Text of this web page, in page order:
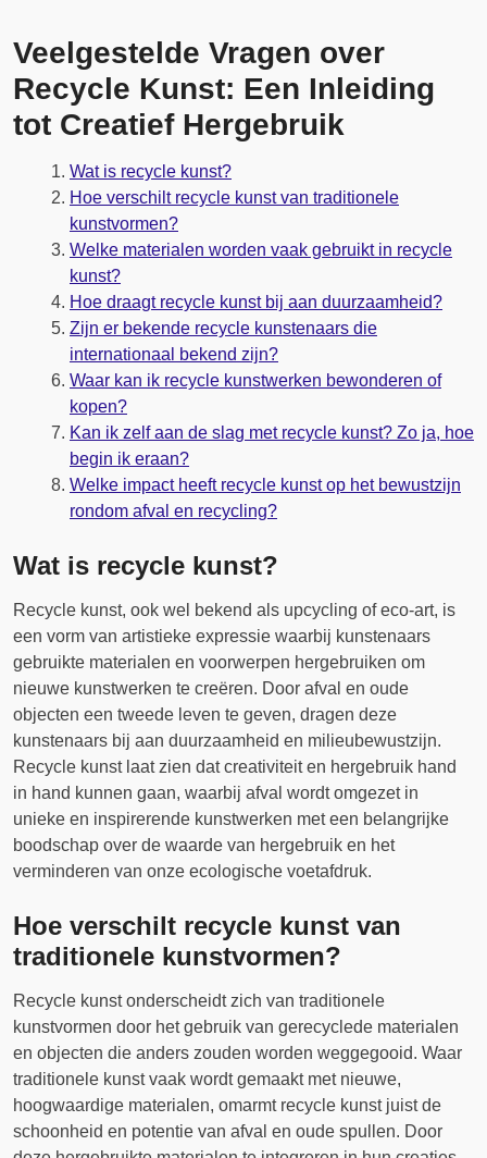
Veelgestelde Vragen over
Recycle Kunst: Een Inleiding
tot Creatief Hergebruik
Wat is recycle kunst?
Hoe verschilt recycle kunst van traditionele
kunstvormen?
Welke materialen worden vaak gebruikt in recycle
kunst?
Hoe draagt recycle kunst bij aan duurzaamheid?
Zijn er bekende recycle kunstenaars die
internationaal bekend zijn?
Waar kan ik recycle kunstwerken bewonderen of
kopen?
Kan ik zelf aan de slag met recycle kunst? Zo ja, hoe
begin ik eraan?
Welke impact heeft recycle kunst op het bewustzijn
rondom afval en recycling?
Wat is recycle kunst?
Recycle kunst, ook wel bekend als upcycling of eco-art, is
een vorm van artistieke expressie waarbij kunstenaars
gebruikte materialen en voorwerpen hergebruiken om
nieuwe kunstwerken te creëren. Door afval en oude
objecten een tweede leven te geven, dragen deze
kunstenaars bij aan duurzaamheid en milieubewustzijn.
Recycle kunst laat zien dat creativiteit en hergebruik hand
in hand kunnen gaan, waarbij afval wordt omgezet in
unieke en inspirerende kunstwerken met een belangrijke
boodschap over de waarde van hergebruik en het
verminderen van onze ecologische voetafdruk.
Hoe verschilt recycle kunst van
traditionele kunstvormen?
Recycle kunst onderscheidt zich van traditionele
kunstvormen door het gebruik van gerecyclede materialen
en objecten die anders zouden worden weggegooid. Waar
traditionele kunst vaak wordt gemaakt met nieuwe,
hoogwaardige materialen, omarmt recycle kunst juist de
schoonheid en potentie van afval en oude spullen. Door